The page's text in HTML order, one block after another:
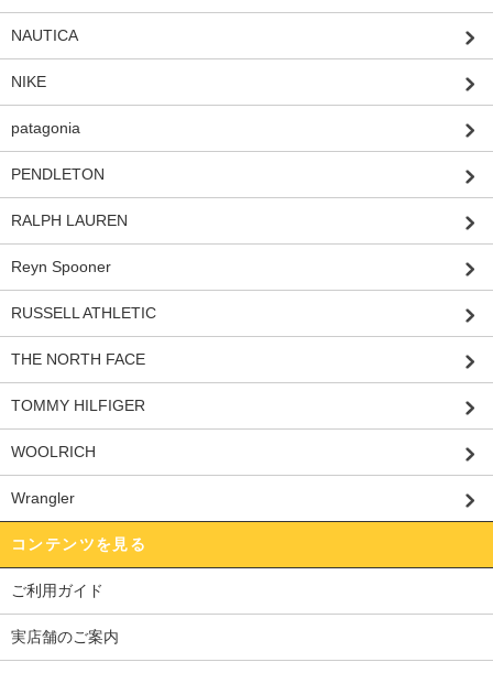
NAUTICA
NIKE
patagonia
PENDLETON
RALPH LAUREN
Reyn Spooner
RUSSELL ATHLETIC
THE NORTH FACE
TOMMY HILFIGER
WOOLRICH
Wrangler
コンテンツを見る
ご利用ガイド
実店舗のご案内